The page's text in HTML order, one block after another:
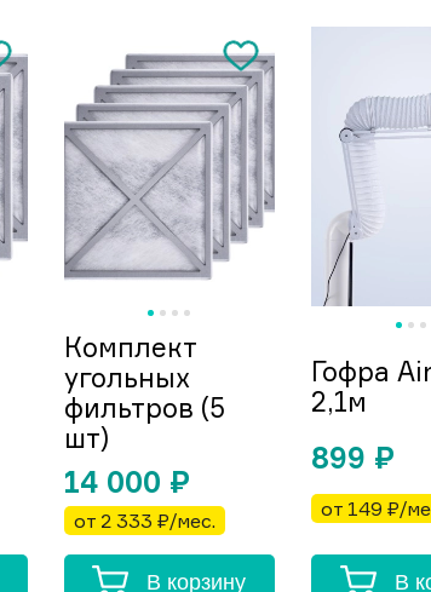
Комплект
угольных
фильтров (5
шт)
14 000 ₽
от 2 333 ₽/мес.
В корзину
Гофра
2,1м
899 ₽
от 149 ₽/
В